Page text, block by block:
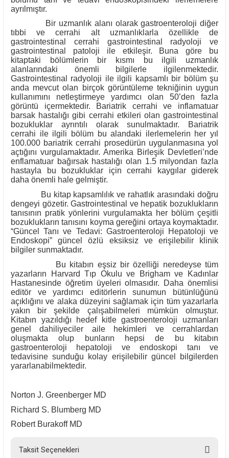
ayrılmıştır.
Bir uzmanlık alanı olarak gastroenteroloji diğer
tıbbi ve cerrahi alt uzmanlıklarla özellikle de
gastrointestinal cerrahi gastrointestinal radyoloji ve
gastrointestinal patoloji ile etkileşir. Buna göre bu
kitaptaki bölümlerin bir kısmı bu ilgili uzmanlık
alanlarındaki önemli bilgilerle ilgilenmektedir.
Gastrointestinal radyoloji ile ilgili kapsamlı bir bölüm şu
anda mevcut olan birçok görüntüleme tekniğinin uygun
kullanımını netleştirmeye yardımcı olan 50’den fazla
görüntü içermektedir. Bariatrik cerrahi ve inflamatuar
barsak hastalığı gibi cerrahi etkileri olan gastrointestinal
bozukluklar ayrıntılı olarak sunulmaktadır. Bariatrik
cerrahi ile ilgili bölüm bu alandaki ilerlemelerin her yıl
100.000 bariatrik cerrahi prosedürün uygulanmasına yol
açtığını vurgulamaktadır. Amerika Birleşik Devletleri’nde
enflamatuar bağırsak hastalığı olan 1.5 milyondan fazla
hastayla bu bozukluklar için cerrahi kaygılar giderek
daha önemli hale gelmiştir.
Bu kitap kapsamlılık ve rahatlık arasındaki doğru
dengeyi gözetir. Gastrointestinal ve hepatik bozuklukların
tanısının pratik yönlerini vurgulamakta her bölüm çeşitli
bozuklukların tanısını koyma gereğini ortaya koymaktadır.
“Güncel Tanı ve Tedavi: Gastroenteroloji Hepatoloji ve
Endoskopi” güncel özlü eksiksiz ve erişilebilir klinik
bilgiler sunmaktadır.
Bu kitabın eşsiz bir özelliği neredeyse tüm
yazarların Harvard Tıp Okulu ve Brigham ve Kadınlar
Hastanesinde öğretim üyeleri olmasıdır. Daha önemlisi
editör ve yardımcı editörlerin sunumun bütünlüğünü
açıklığını ve alaka düzeyini sağlamak için tüm yazarlarla
yakın bir şekilde çalışabilmeleri mümkün olmuştur.
Kitabın yazıldığı hedef kitle gastroenteroloji uzmanları
genel dahiliyeciler aile hekimleri ve cerrahlardan
oluşmakta olup bunların hepsi de bu kitabın
gastroenteroloji hepatoloji ve endoskopi tanı ve
tedavisine sunduğu kolay erişilebilir güncel bilgilerden
yararlanabilmektedir.
Norton J. Greenberger MD
Richard S. Blumberg MD
Robert Burakoff MD
Taksit Seçenekleri